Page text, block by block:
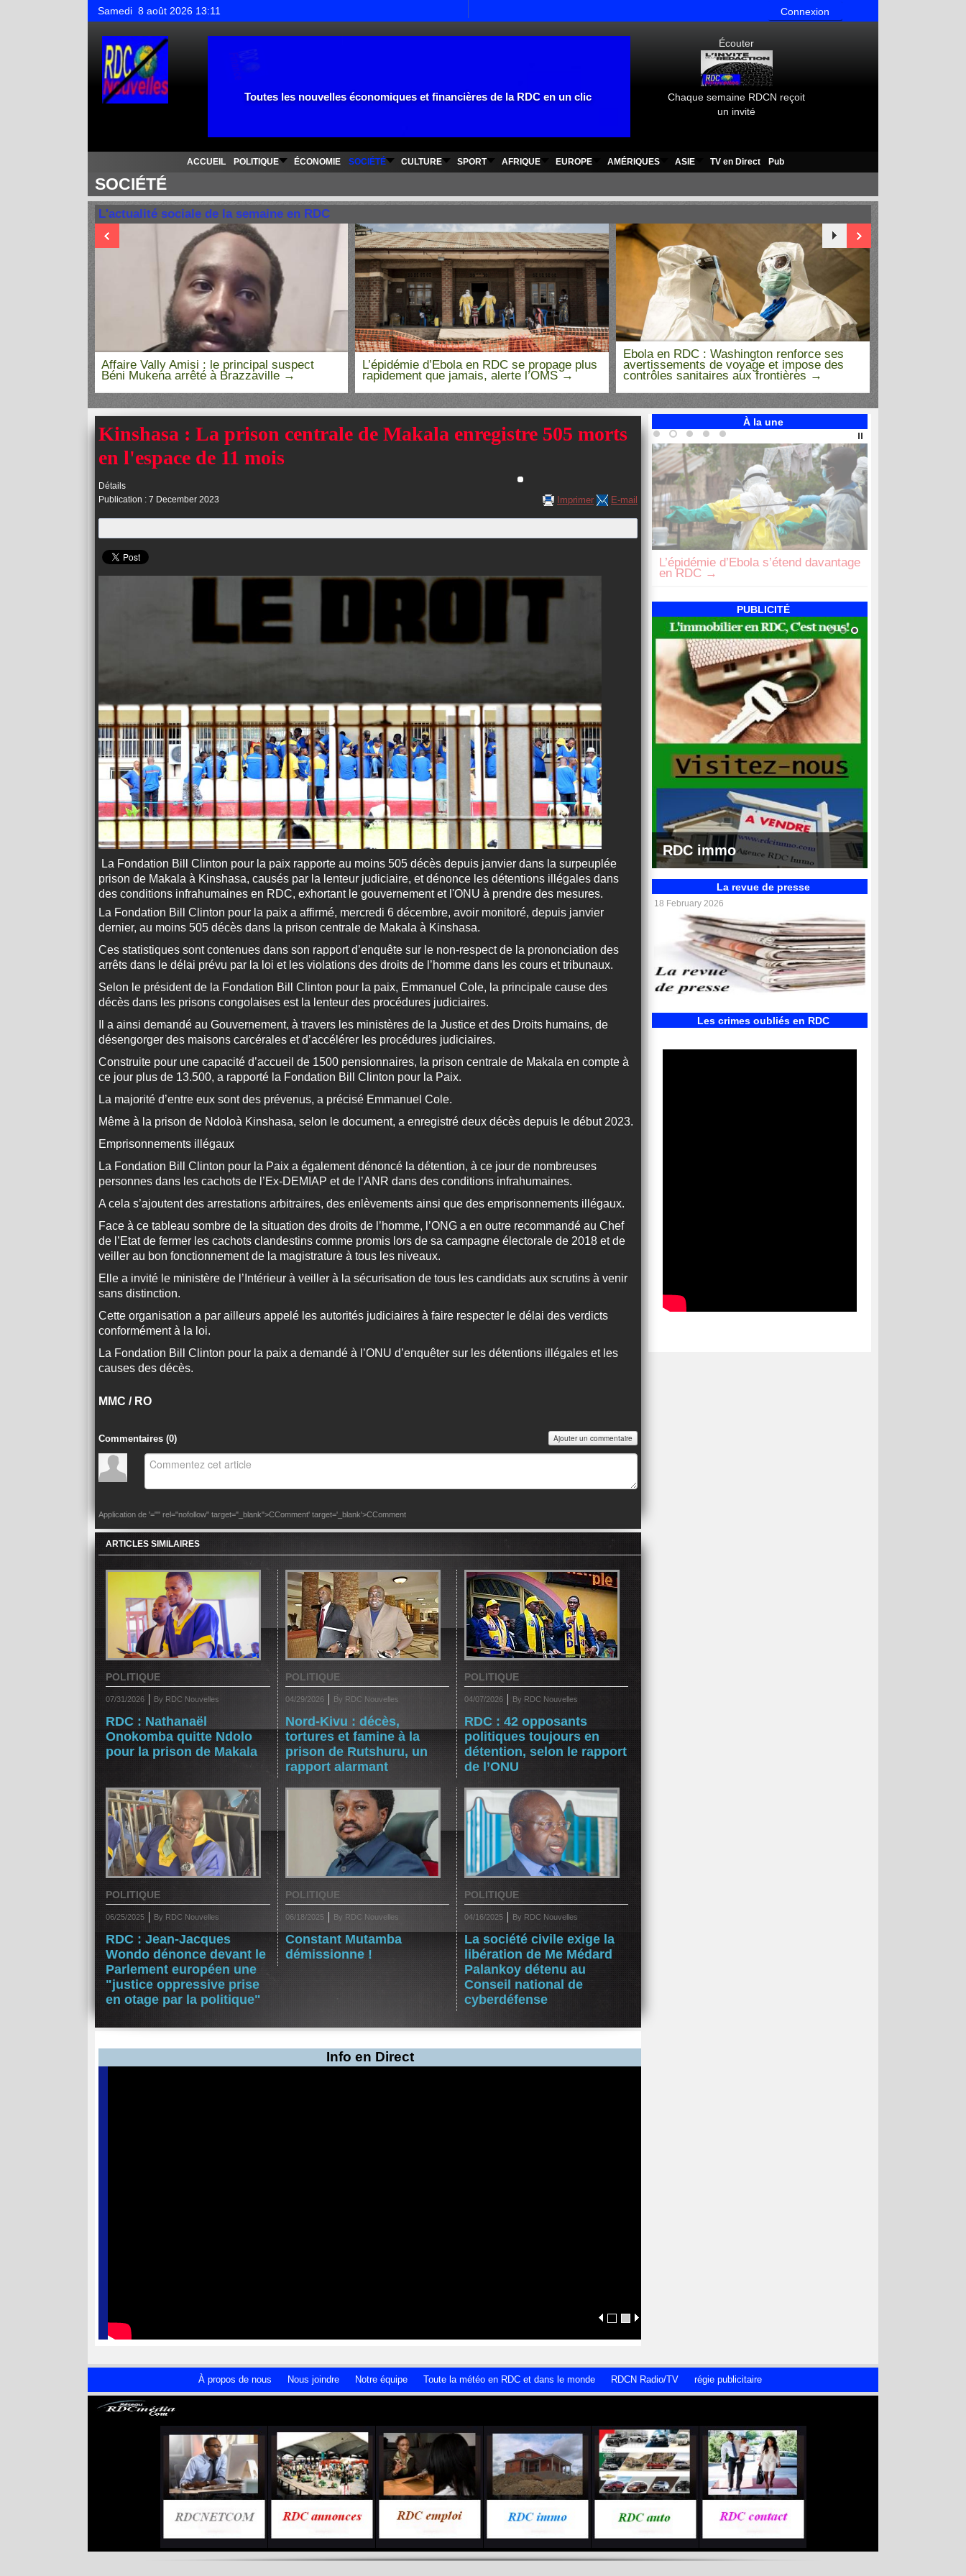
Samedi 8 août 2026 13:11 Connexion
Toutes les nouvelles économiques et financières de la RDC en un clic
Écouter
Chaque semaine RDCN reçoit
un invité
ACCUEIL POLITIQUE ÉCONOMIE SOCIÉTÉ CULTURE SPORT AFRIQUE EUROPE AMÉRIQUES ASIE TV en Direct Pub
SOCIÉTÉ
L'actualité sociale de la semaine en RDC
Affaire Vally Amisi : le principal suspect
Béni Mukena arrêté à Brazzaville
L’épidémie d’Ebola en RDC se propage plus
rapidement que jamais, alerte l’OMS
Ebola en RDC : Washington renforce ses
avertissements de voyage et impose des
contrôles sanitaires aux frontières
Kinshasa : La prison centrale de Makala enregistre 505 morts
en l'espace de 11 mois
Imprimer E-mail
Détails
Publication : 7 December 2023
La Fondation Bill Clinton pour la paix rapporte au moins 505 décès depuis janvier dans la surpeuplée
prison de Makala à Kinshasa, causés par la lenteur judiciaire, et dénonce les détentions illégales dans
des conditions infrahumaines en RDC, exhortant le gouvernement et l'ONU à prendre des mesures.
La Fondation Bill Clinton pour la paix a affirmé, mercredi 6 décembre, avoir monitoré, depuis janvier
dernier, au moins 505 décès dans la prison centrale de Makala à Kinshasa.
Ces statistiques sont contenues dans son rapport d’enquête sur le non-respect de la prononciation des
arrêts dans le délai prévu par la loi et les violations des droits de l’homme dans les cours et tribunaux.
Selon le président de la Fondation Bill Clinton pour la paix, Emmanuel Cole, la principale cause des
décès dans les prisons congolaises est la lenteur des procédures judiciaires.
Il a ainsi demandé au Gouvernement, à travers les ministères de la Justice et des Droits humains, de
désengorger des maisons carcérales et d’accélérer les procédures judiciaires.
Construite pour une capacité d’accueil de 1500 pensionnaires, la prison centrale de Makala en compte à
ce jour plus de 13.500, a rapporté la Fondation Bill Clinton pour la Paix.
La majorité d’entre eux sont des prévenus, a précisé Emmanuel Cole.
Même à la prison de Ndoloà Kinshasa, selon le document, a enregistré deux décès depuis le début 2023.
Emprisonnements illégaux
La Fondation Bill Clinton pour la Paix a également dénoncé la détention, à ce jour de nombreuses
personnes dans les cachots de l’Ex-DEMIAP et de l’ANR dans des conditions infrahumaines.
A cela s’ajoutent des arrestations arbitraires, des enlèvements ainsi que des emprisonnements illégaux.
Face à ce tableau sombre de la situation des droits de l’homme, l’ONG a en outre recommandé au Chef
de l’Etat de fermer les cachots clandestins comme promis lors de sa campagne électorale de 2018 et de
veiller au bon fonctionnement de la magistrature à tous les niveaux.
Elle a invité le ministère de l’Intérieur à veiller à la sécurisation de tous les candidats aux scrutins à venir
sans distinction.
Cette organisation a par ailleurs appelé les autorités judiciaires à faire respecter le délai des verdicts
conformément à la loi.
La Fondation Bill Clinton pour la paix a demandé à l’ONU d’enquêter sur les détentions illégales et les
causes des décès.
MMC / RO
Commentaires (0) Ajouter un commentaire
Application de '="" rel="nofollow" target="_blank">CComment' target='_blank'>CComment
ARTICLES SIMILAIRES
POLITIQUE
07/31/2026 By RDC Nouvelles
RDC : Nathanaël
Onokomba quitte Ndolo
pour la prison de Makala
POLITIQUE
04/29/2026 By RDC Nouvelles
Nord-Kivu : décès,
tortures et famine à la
prison de Rutshuru, un
rapport alarmant
POLITIQUE
04/07/2026 By RDC Nouvelles
RDC : 42 opposants
politiques toujours en
détention, selon le rapport
de l’ONU
POLITIQUE
06/25/2025 By RDC Nouvelles
RDC : Jean-Jacques
Wondo dénonce devant le
Parlement européen une
"justice oppressive prise
en otage par la politique"
POLITIQUE
06/18/2025 By RDC Nouvelles
Constant Mutamba
démissionne !
POLITIQUE
04/16/2025 By RDC Nouvelles
La société civile exige la
libération de Me Médard
Palankoy détenu au
Conseil national de
cyberdéfense
Info en Direct
À la une
premiers résultats...
L’épidémie d’Ebola s’étend davantage
en RDC
PUBLICITÉ
RDC annonces
La revue de presse
18 February 2026
Les crimes oubliés en RDC
À propos de nous Nous joindre Notre équipe Toute la météo en RDC et dans le monde RDCN Radio/TV régie publicitaire